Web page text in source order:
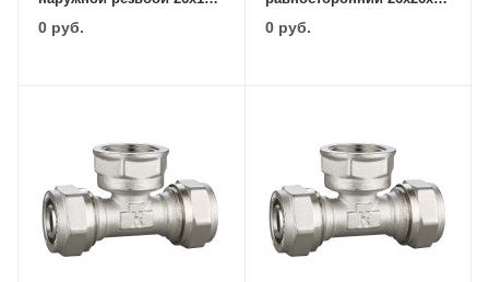
Comtek
0 руб.
Comtek
0руб.